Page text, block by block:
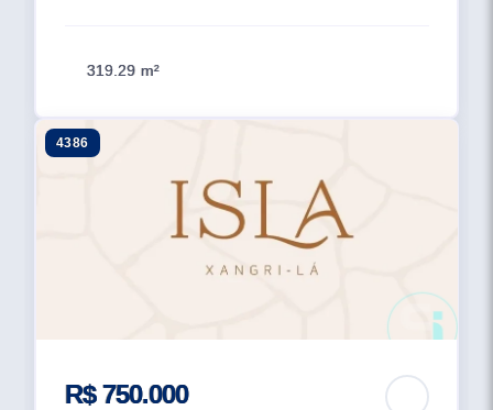
319.29 m²
4386
R$ 750.000